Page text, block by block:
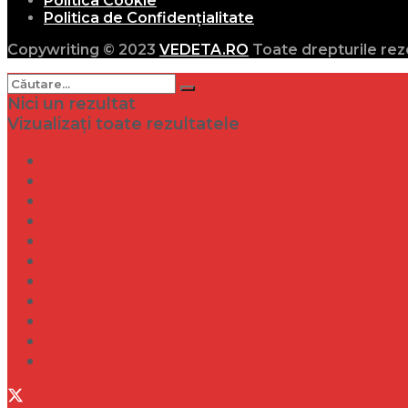
Politica de Confidențialitate
Copywriting © 2023 VEDETA.RO Toate drepturile
Nici un rezultat
Vizualizați toate rezultatele